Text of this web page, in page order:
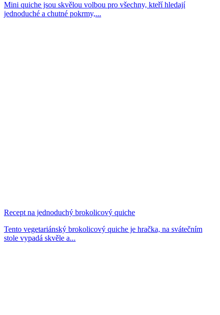
Mini quiche jsou skvělou volbou pro všechny, kteří hledají
jednoduché a chutné pokrmy,...
Recept na jednoduchý brokolicový quiche
Tento vegetariánský brokolicový quiche je hračka, na svátečním
stole vypadá skvěle a...